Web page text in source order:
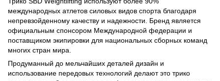
международных атлетов силовых видов спорта благодаря
непревзойденному качеству и надежности. Бренд является
официальным спонсором Международной федерации и
поставщиком экипировки для национальных сборных команд
многих стран мира.
Продуманный до мельчайших деталей дизайн и
использование передовых технологий делают это трико